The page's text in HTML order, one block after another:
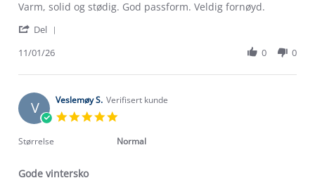
Review
Kaja
on
Jan
review
Flott
Varm, solid og stødig. God passform. Veldig fornøyd.
Del
Kaja
on
11
Jan
11/01/26 0 0
V Veslemøy S. Verifisert kunde
rating
Størrelse Normal
Gode vintersko